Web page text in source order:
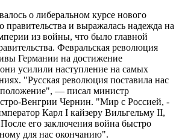
о либеральном курсе нового
правительства и выражалась надежда на
из войны, что было главной
Февральская революция
Германии на достижение
усилили наступление на самых
"Русская революция поставила нас
— писал министр
Венгрии Чернин. "Мир с Россией, -
Карл I кайзеру Вильгельму II,
его заключения война быстро
для нас окончанию".